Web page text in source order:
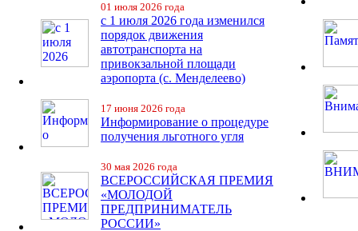
01 июля 2026 года
с 1 июля 2026 года изменился
порядок движения
автотранспорта на
привокзальной площади
аэропорта (с. Менделеево)
17 июня 2026 года
Информирование о процедуре
получения льготного угля
30 мая 2026 года
ВСЕРОССИЙСКАЯ ПРЕМИЯ
«МОЛОДОЙ
ПРЕДПРИНИМАТЕЛЬ
РОССИИ»